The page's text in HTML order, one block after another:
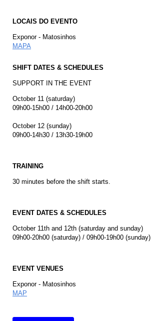
LOCAIS DO EVENTO
Exponor - Matosinhos
MAPA
SHIFT DATES & SCHEDULES
SUPPORT IN THE EVENT
October 11 (saturday)
09h00-15h00 / 14h00-20h00
October 12 (sunday)
09h00-14h30 / 13h30-19h00
TRAINING
30 minutes before the shift starts.
EVENT DATES & SCHEDULES
October 11th and 12th (saturday and sunday)
09h00-20h00 (saturday) / 09h00-19h00 (sunday)
EVENT VENUES
Exponor - Matosinhos
MAP